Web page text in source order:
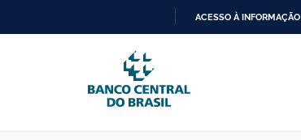
PARA
O
CONTEÚDO
ACESSO À INFORMAÇÃO